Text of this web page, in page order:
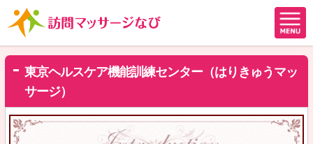
東京ヘルスケア機能訓練センター（はりきゅうマッ
サージ）